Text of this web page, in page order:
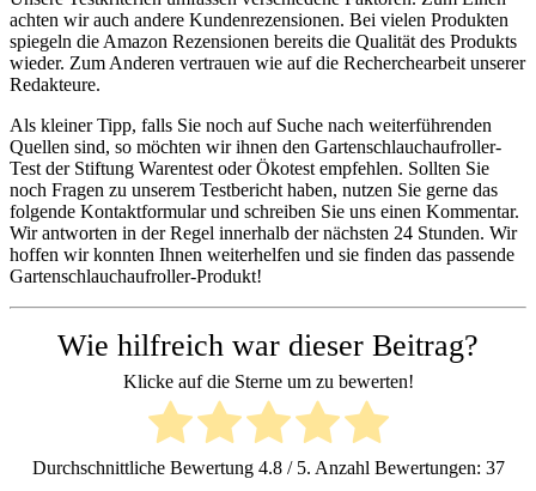
achten wir auch andere Kundenrezensionen. Bei vielen Produkten
spiegeln die Amazon Rezensionen bereits die Qualität des Produkts
wieder. Zum Anderen vertrauen wie auf die Recherchearbeit unserer
Redakteure.
Als kleiner Tipp, falls Sie noch auf Suche nach weiterführenden
Quellen sind, so möchten wir ihnen den Gartenschlauchaufroller-
Test der Stiftung Warentest oder Ökotest empfehlen. Sollten Sie
noch Fragen zu unserem Testbericht haben, nutzen Sie gerne das
folgende Kontaktformular und schreiben Sie uns einen Kommentar.
Wir antworten in der Regel innerhalb der nächsten 24 Stunden. Wir
hoffen wir konnten Ihnen weiterhelfen und sie finden das passende
Gartenschlauchaufroller-Produkt!
Wie hilfreich war dieser Beitrag?
Klicke auf die Sterne um zu bewerten!
Durchschnittliche Bewertung 4.8/ 5. Anzahl Bewertungen: 37